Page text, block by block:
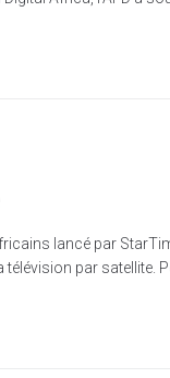
lancé par
par satellite.